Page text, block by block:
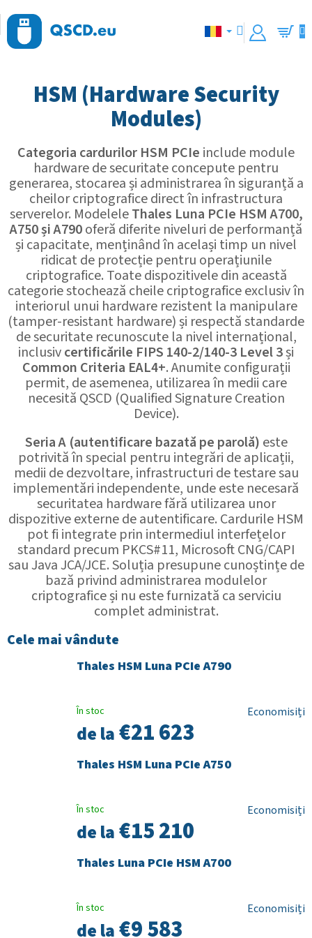
la
conținut
Coş
HSM (Hardware Security
Modules)
Categoria cardurilor HSM PCIe include module
hardware de securitate concepute pentru
generarea, stocarea și administrarea în siguranță a
cheilor criptografice direct în infrastructura
serverelor. ModeleleThales Luna PCIe HSM A700,
A750 și A790oferă diferite niveluri de performanță
și capacitate, menținând în același timp un nivel
ridicat de protecție pentru operațiunile
criptografice. Toate dispozitivele din această
categorie stochează cheile criptografice exclusiv în
interiorul unui hardware rezistent la manipulare
(tamper-resistant hardware) și respectă standarde
de securitate recunoscute la nivel internațional,
inclusivcertificările FIPS 140-2/140-3 Level 3și
Common Criteria EAL4+. Anumite configurații
permit, de asemenea, utilizarea în medii care
necesită QSCD (Qualified Signature Creation
Device).
Seria A (autentificare bazată pe parolă) este
potrivită în special pentru integrări de aplicații,
medii de dezvoltare, infrastructuri de testare sau
implementări independente, unde este necesară
securitatea hardware fără utilizarea unor
dispozitive externe de autentificare. Cardurile HSM
pot fi integrate prin intermediul interfețelor
standard precum PKCS#11, Microsoft CNG/CAPI
sau Java JCA/JCE. Soluția presupune cunoștințe de
bază privind administrarea modulelor
criptografice și nu este furnizată ca serviciu
complet administrat.
Cele mai vândute
Thales HSM Luna PCIe A790
de la€21 623
În stoc
Thales HSM Luna PCIe A750
de la€15 210
În stoc
Thales Luna PCIe HSM A700
de la€9 583
În stoc